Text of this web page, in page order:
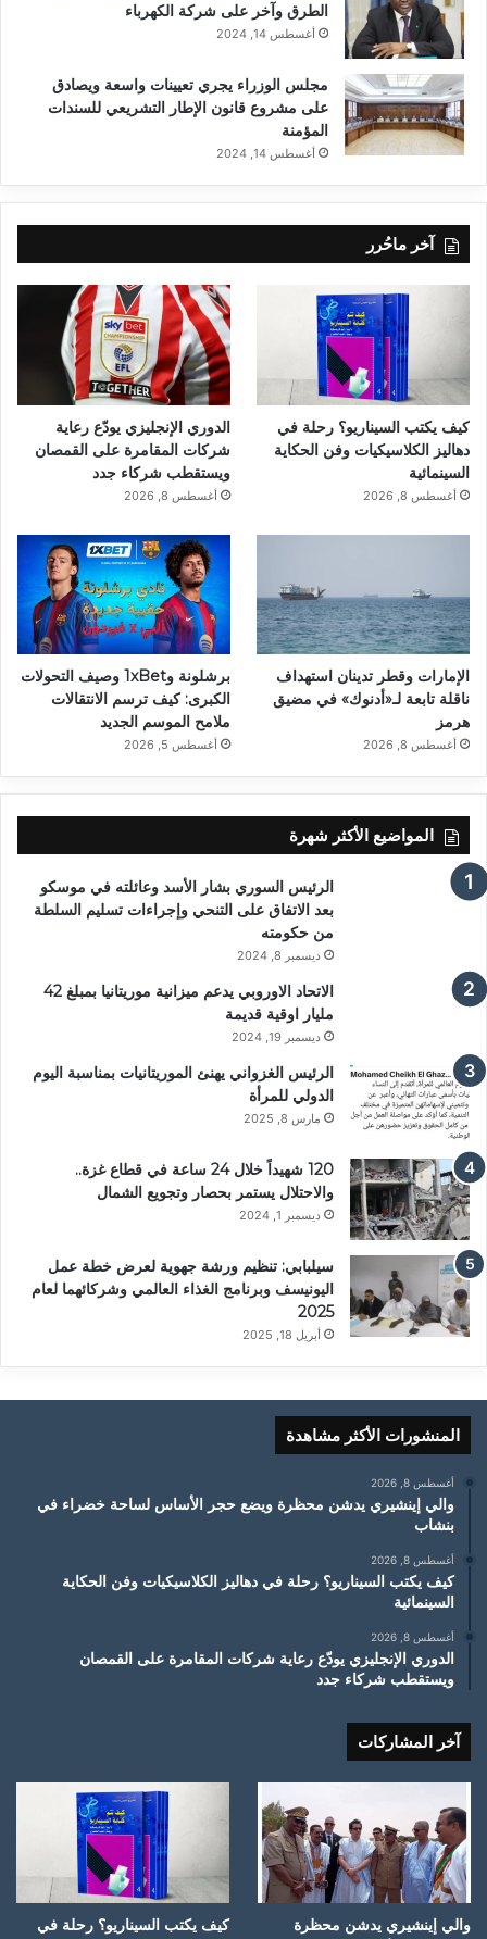
الطرق وآخر على شركة الكهرباء
أغسطس 14, 2024
مجلس الوزراء يجري تعيينات واسعة ويصادق
على مشروع قانون الإطار التشريعي للسندات
المؤمنة
أغسطس 14, 2024
آخر ماحُرر
كيف يكتب السيناريو؟ رحلة في
دهاليز الكلاسيكيات وفن الحكاية
السينمائية
أغسطس 8, 2026
الدوري الإنجليزي يودّع رعاية
شركات المقامرة على القمصان
ويستقطب شركاء جدد
أغسطس 8, 2026
الإمارات وقطر تدينان استهداف
ناقلة تابعة لـ«أدنوك» في مضيق
هرمز
أغسطس 8, 2026
برشلونة و1xBet وصيف التحولات
الكبرى: كيف ترسم الانتقالات
ملامح الموسم الجديد
أغسطس 5, 2026
المواضيع الأكثر شهرة
الرئيس السوري بشار الأسد وعائلته في موسكو
بعد الاتفاق على التنحي وإجراءات تسليم السلطة
من حكومته
ديسمبر 8, 2024
الاتحاد الاوروبي يدعم ميزانية موريتانيا بمبلغ 42
مليار اوقية قديمة
ديسمبر 19, 2024
الرئيس الغزواني يهنئ الموريتانيات بمناسبة اليوم
الدولي للمرأة
مارس 8, 2025
120 شهيداً خلال 24 ساعة في قطاع غزة..
والاحتلال يستمر بحصار وتجويع الشمال
ديسمبر 1, 2024
سيلبابي: تنظيم ورشة جهوية لعرض خطة عمل
اليونيسف وبرنامج الغذاء العالمي وشركائهما لعام
2025
أبريل 18, 2025
المنشورات الأكثر مشاهدة
أغسطس 8, 2026
والي إينشيري يدشن محظرة ويضع حجر الأساس لساحة خضراء في
بنشاب
أغسطس 8, 2026
كيف يكتب السيناريو؟ رحلة في دهاليز الكلاسيكيات وفن الحكاية
السينمائية
أغسطس 8, 2026
الدوري الإنجليزي يودّع رعاية شركات المقامرة على القمصان
ويستقطب شركاء جدد
آخر المشاركات
والي إينشيري يدشن محظرة
كيف يكتب السيناريو؟ رحلة في